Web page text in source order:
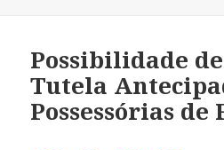
Possibilidade
Tutela
Possessórias de